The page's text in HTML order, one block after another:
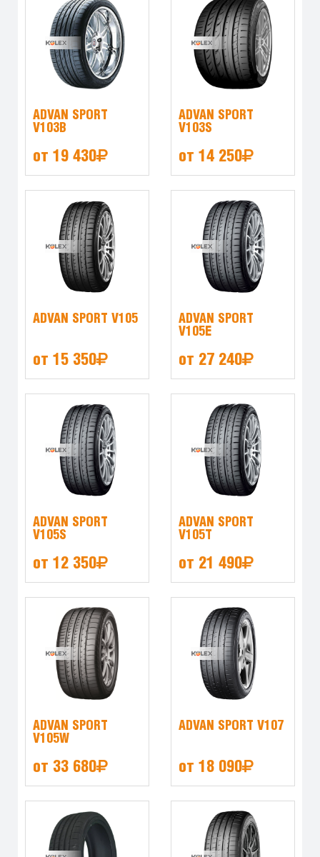
ADVAN SPORT
V103B
от 19 430
ADVAN SPORT
V103S
от 14 250
ADVAN SPORT V105
от 15 350
ADVAN SPORT
V105E
от 27 240
ADVAN SPORT
V105S
от 12 350
ADVAN SPORT
V105T
от 21 490
ADVAN SPORT
V105W
от 33 680
ADVAN SPORT V107
от 18 090